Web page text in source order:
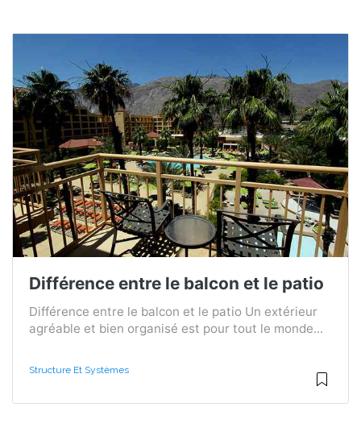
Différence entre le balcon et le patio
Différence entre le balcon et le patio Un extérieur
agréable et bien organisé est pour tout le monde...
Structure Et Systèmes